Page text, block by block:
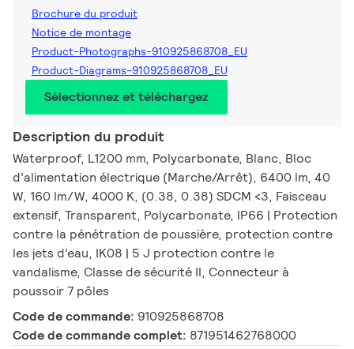
Brochure du produit
Notice de montage
Product-Photographs-910925868708_EU
Product-Diagrams-910925868708_EU
Sélectionnez et téléchargez
Description du produit
Waterproof, L1200 mm, Polycarbonate, Blanc, Bloc
d’alimentation électrique (Marche/Arrêt), 6400 lm, 40
W, 160 lm/W, 4000 K, (0.38, 0.38) SDCM <3, Faisceau
extensif, Transparent, Polycarbonate, IP66 | Protection
contre la pénétration de poussière, protection contre
les jets d’eau, IK08 | 5 J protection contre le
vandalisme, Classe de sécurité II, Connecteur à
poussoir 7 pôles
Code de commande: 910925868708
Code de commande complet: 871951462768000